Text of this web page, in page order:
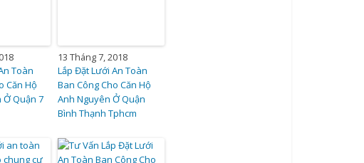
Toàn
Căn Hộ
Ở Quận 7
13 Tháng 7, 2018
Lắp Đặt Lưới An Toàn
Ban Công Cho Căn Hộ
Anh Nguyên Ở Quận
Bình Thạnh Tphcm